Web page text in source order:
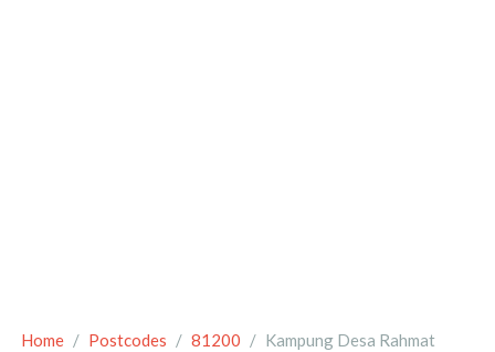
Home Postcodes 81200 Kampung Desa Rahmat